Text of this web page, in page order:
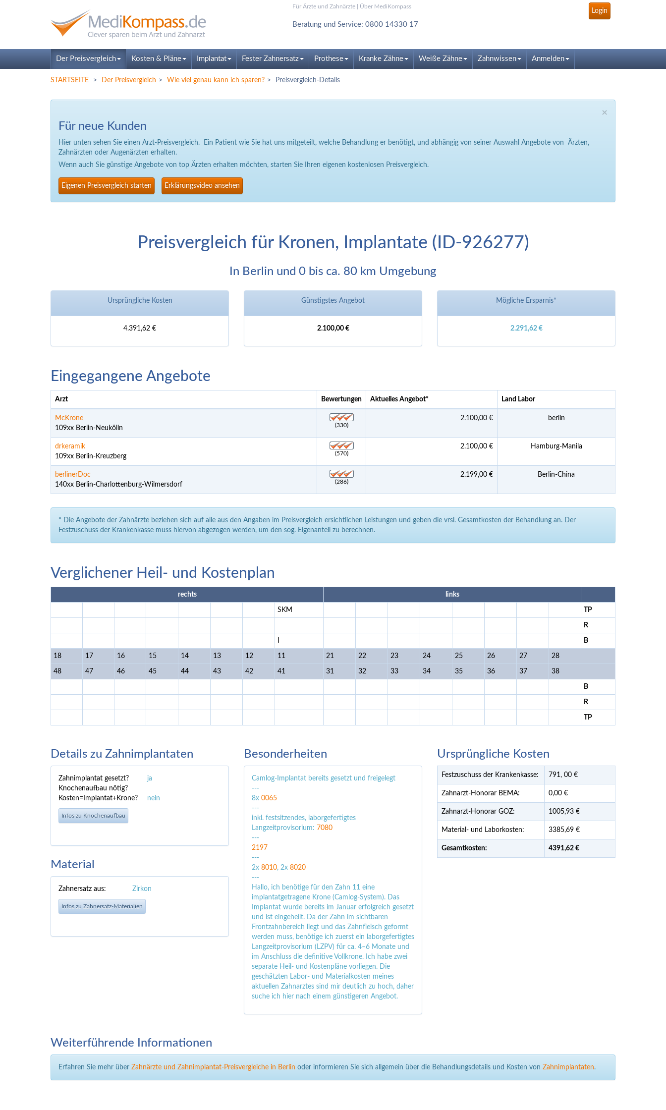
Für Ärzte und Zahnärzte| Über MediKompass
Login
Beratung und Service: 0800 14330 17
Der Preisvergleich Kosten & Pläne Implantat Fester Zahnersatz Prothese Kranke Zähne Weiße Zähne Zahnwissen Anmelden
STARTSEITE Der Preisvergleich Wie viel genau kann ich sparen? Preisvergleich-Details
×
Für neue Kunden
Hier unten sehen Sie einen Arzt-Preisvergleich. Ein Patient wie Sie hat uns mitgeteilt, welche Behandlung er benötigt, und abhängig von seiner Auswahl Angebote von Ärzten,
Zahnärzten oder Augenärzten erhalten.
Wenn auch Sie günstige Angebote von top Ärzten erhalten möchten, starten Sie Ihren eigenen kostenlosen Preisvergleich.
Eigenen Preisvergleich starten Erklärungsvideo ansehen
Preisvergleich für Kronen, Implantate (ID-926277)
In Berlin und 0 bis ca. 80 km Umgebung
Ursprüngliche Kosten
4.391,62 €
Günstigstes Angebot
2.100,00 €
Mögliche Ersparnis*
2.291,62 €
Eingegangene Angebote
Arzt Bewertungen Aktuelles Angebot* Land Labor
McKrone
109xx Berlin-Neukölln
(330)
2.100,00 € berlin
drkeramik
109xx Berlin-Kreuzberg
(570)
2.100,00 € Hamburg-Manila
berlinerDoc
140xx Berlin-Charlottenburg-Wilmersdorf
(286)
2.199,00 € Berlin-China
* Die Angebote der Zahnärzte beziehen sich auf alle aus den Angaben im Preisvergleich ersichtlichen Leistungen und geben die vrsl. Gesamtkosten der Behandlung an. Der
Festzuschuss der Krankenkasse muss hiervon abgezogen werden, um den sog. Eigenanteil zu berechnen.
Verglichener Heil- und Kostenplan
rechts links
SKM TP
R
B
18 17 16 15 14 13 12 11 21 22 23 24 25 26 27 28
48 47 46 45 44 43 42 41 31 32 33 34 35 36 37 38
B
R
TP
Details zu Zahnimplantaten
Zahnimplantat gesetzt?
ja
Knochenaufbau nötig?
Kosten=Implantat+Krone?
nein
Infos zu Knochenaufbau
Material
Zahnersatz aus: Zirkon
Infos zu Zahnersatz-Materialien
Besonderheiten
Camlog-Implantat bereits gesetzt und freigelegt
---
8x 0065
---
inkl. festsitzendes, laborgefertigtes
Langzeitprovisorium: 7080
---
2197
---
2x 8010, 2x 8020
---
Hallo, ich benötige für den Zahn 11 eine
implantatgetragene Krone (Camlog-System). Das
Implantat wurde bereits im Januar erfolgreich gesetzt
und ist eingeheilt. Da der Zahn im sichtbaren
Frontzahnbereich liegt und das Zahnfleisch geformt
werden muss, benötige ich zuerst ein laborgefertigtes
Langzeitprovisorium (LZPV) für ca. 4–6 Monate und
im Anschluss die definitive Vollkrone. Ich habe zwei
separate Heil- und Kostenpläne vorliegen. Die
geschätzten Labor- und Materialkosten meines
aktuellen Zahnarztes sind mir deutlich zu hoch, daher
suche ich hier nach einem günstigeren Angebot.
Ursprüngliche Kosten
Festzuschuss der Krankenkasse: 791, 00 €
Zahnarzt-Honorar BEMA: 0,00 €
Zahnarzt-Honorar GOZ: 1005,93 €
Material- und Laborkosten: 3385,69 €
Gesamtkosten: 4391,62 €
Weiterführende Informationen
Erfahren Sie mehr über Zahnärzte und Zahnimplantat-Preisvergleiche in Berlin oder informieren Sie sich allgemein über die Behandlungsdetails und Kosten von Zahnimplantaten.